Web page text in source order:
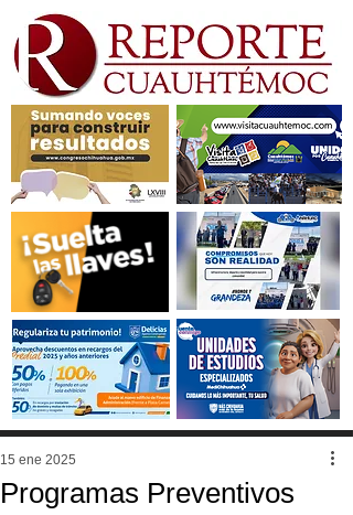
Programas Preventivos
15 ene 2025